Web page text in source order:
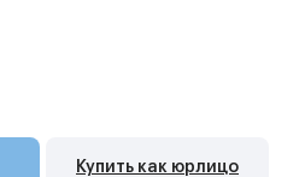
Купить как юрлицо